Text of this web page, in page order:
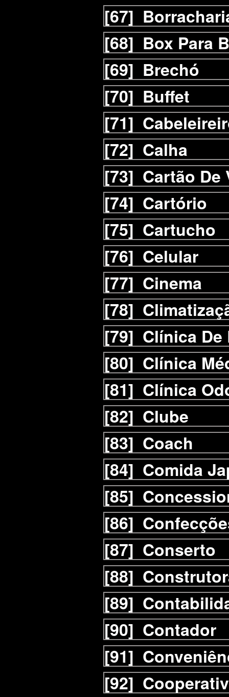
[67]
[68] Box Para
[69] Brechó
[70] Buffet
[71]
[72] Calha
[73] Cartão De
[74] Cartório
[75] Cartucho
[76] Celular
[77] Cinema
[78]
[79] Clínica De
[80] Clínica
[81] Clínica
[82] Clube
[83] Coach
[84] Comida
[85]
[86]
[87] Conserto
[88]
[89]
[90] Contador
[91]
[92]